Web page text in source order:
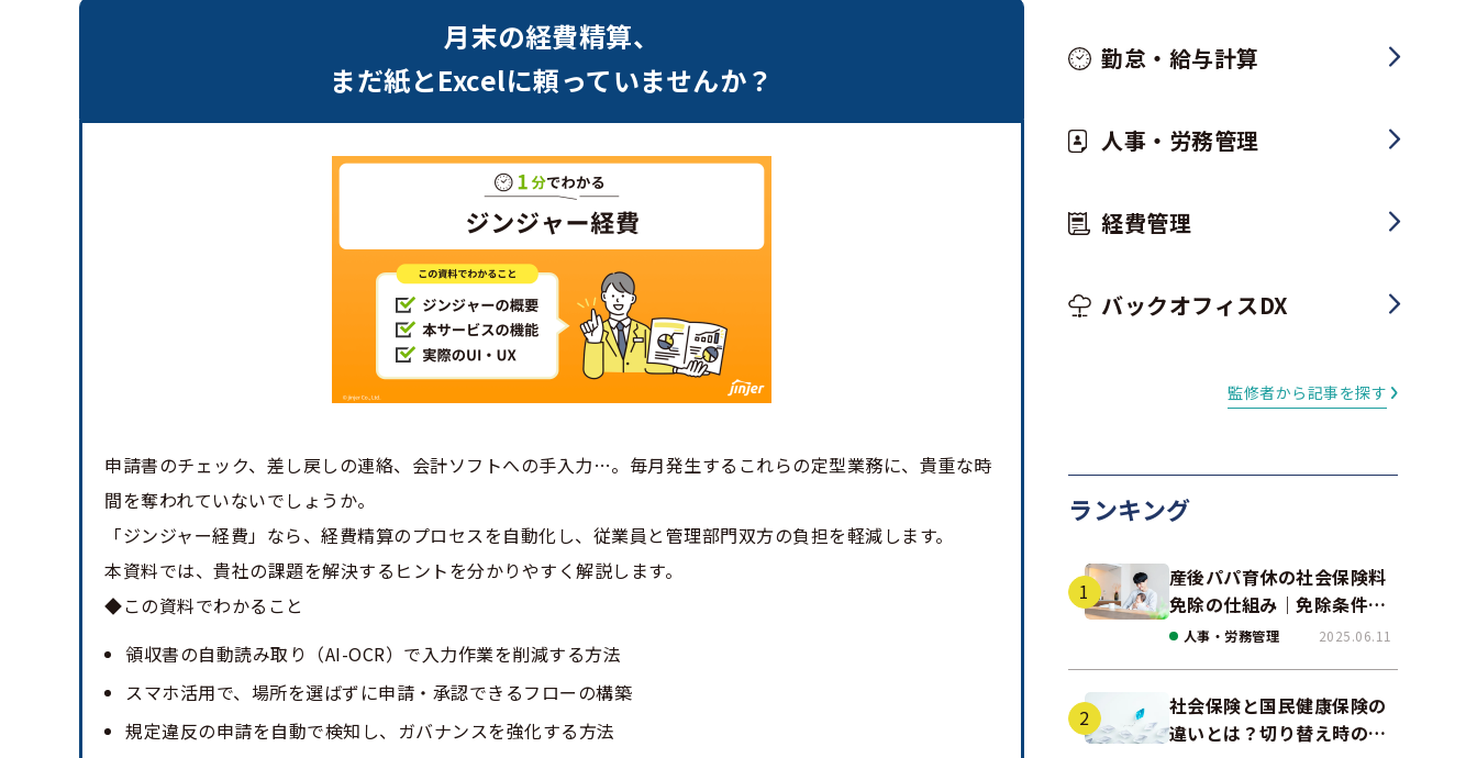
月末の経費精算、
まだ紙とExcelに頼っていませんか？
申請書のチェック、差し戻しの連絡、会計ソフトへの手入力…。毎月発生するこれらの定型業務に、貴重な時
間を奪われていないでしょうか。
「ジンジャー経費」なら、経費精算のプロセスを自動化し、従業員と管理部門双方の負担を軽減します。
本資料では、貴社の課題を解決するヒントを分かりやすく解説します。
◆この資料でわかること
領収書の自動読み取り（AI-OCR）で入力作業を削減する方法
スマホ活用で、場所を選ばずに申請・承認できるフローの構築
規定違反の申請を自動で検知し、ガバナンスを強化する方法
勤怠・給与計算
人事・労務管理
経費管理
バックオフィスDX
監修者から記事を探す
ランキング
産後パパ育休の社会保険料
免除の仕組み｜免除条件と
事例、手続きの注意点を解
人事・労務管理 2025.06.11
社会保険と国民健康保険の
違いとは？切り替え時の手